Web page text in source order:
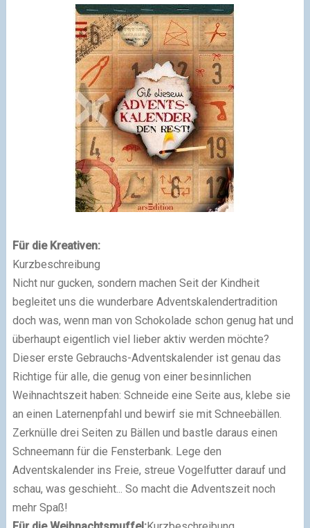
Für die Kreativen:
Kurzbeschreibung
Nicht nur gucken, sondern machen Seit der Kindheit
begleitet uns die wunderbare Adventskalendertradition
doch was, wenn man von Schokolade schon genug hat und
überhaupt eigentlich viel lieber aktiv werden möchte?
Dieser erste Gebrauchs-Adventskalender ist genau das
Richtige für alle, die genug von einer besinnlichen
Weihnachtszeit haben: Schneide eine Seite aus, klebe sie
an einen Laternenpfahl und bewirf sie mit Schneebällen.
Zerknülle drei Seiten zu Bällen und bastle daraus einen
Schneemann für die Fensterbank. Lege den
Adventskalender ins Freie, streue Vogelfutter darauf und
schau, was geschieht... So macht die Adventszeit noch
mehr Spaß!